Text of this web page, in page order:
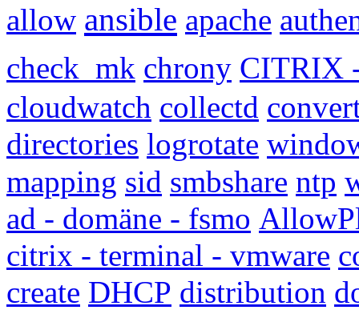
allow ansible apache
check_mk chrony CITRIX
cloudwatch collectd
directories logrotate
mapping sid smbshare ntp
ad - domäne - fsmo
citrix - terminal - vmware
create DHCP distribution